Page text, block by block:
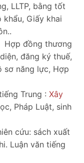
LLTP, bằng tốt
khẩu, Giấy khai
Hợp đồng thương
đăng ký thuế,
sơ năng lực, Hợp
Trung : Xây
Pháp Luật, sinh
cứu: sách xuất
Luận văn tiếng